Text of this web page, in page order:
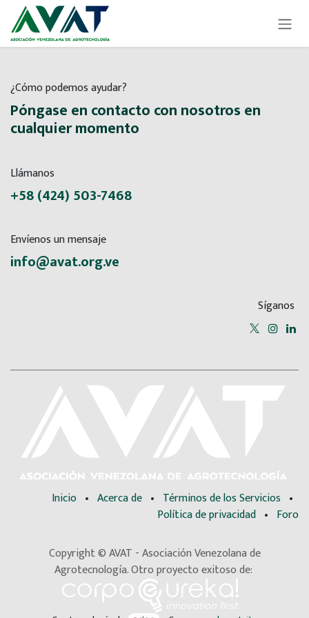
Ir al contenido
¿Cómo podemos ayudar?
Póngase en contacto con nosotros en
cualquier momento
Llámanos
+58 (424) 503-7468
Envíenos un mensaje
info@avat.org.ve
Síganos
Inicio • Acerca de • Términos de los Servicios •
Política de privacidad • Foro
Copyright © AVAT - Asociación Venezolana de
Agrotecnología. Otro proyecto exitoso de: